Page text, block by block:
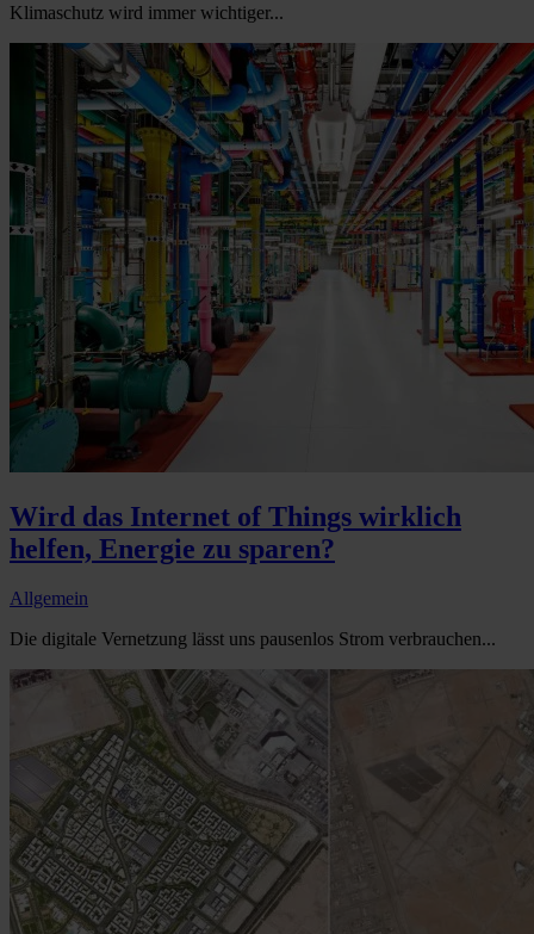
Klimaschutz wird immer wichtiger...
Wird das Internet of Things wirklich
helfen, Energie zu sparen?
Allgemein
Die digitale Vernetzung lässt uns pausenlos Strom verbrauchen...